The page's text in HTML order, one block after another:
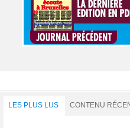
LES PLUS LUS CONTENU